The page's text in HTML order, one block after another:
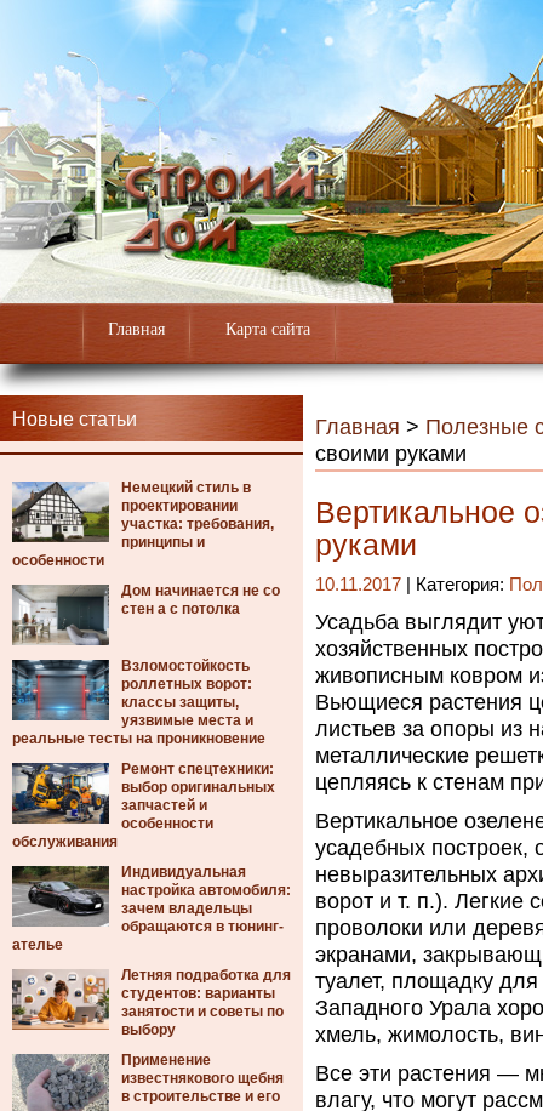
Главная Карта сайта
Новые статьи
Немецкий стиль в
проектировании
участка: требования,
принципы и
особенности
Дом начинается не со
стен а с потолка
Взломостойкость
роллетных ворот:
классы защиты,
уязвимые места и
реальные тесты на проникновение
Ремонт спецтехники:
выбор оригинальных
запчастей и
особенности
обслуживания
Индивидуальная
настройка автомобиля:
зачем владельцы
обращаются в тюнинг-
ателье
Летняя подработка для
студентов: варианты
занятости и советы по
выбору
Применение
известнякового щебня
в строительстве и его
Главная > Полезные
своими руками
Вертикальное
руками
10.11.2017 | Категория:
Усадьба выглядит
хозяйственных
живописным ковром
Вьющиеся растения
листьев за опоры из
металлические
цепляясь к стенам
Вертикальное
усадебных построек,
невыразительных
ворот и т. п.). Легкие
проволоки или
экранами,
туалет, площадку
Западного Урала
хмель, жимолость,
Все эти растения —
влагу, что могут